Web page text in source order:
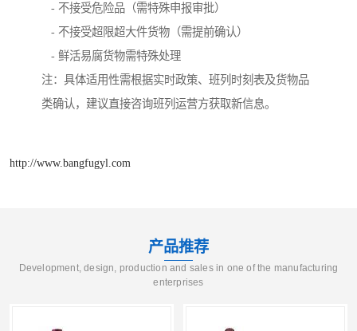
- 不接受危险品（需特殊申报审批）
- 不接受超限超大件货物（需提前确认）
- 鲜活易腐货物需特殊处理
注：具体适用性需根据实时政策、班列时刻表及货物品
类确认，建议直接咨询班列运营方获取新信息。
http://www.bangfugyl.com
产品推荐
Development, design, production and sales in one of the manufacturing
enterprises